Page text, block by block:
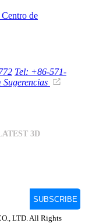
Centro de
Tel: +86-571-
Sugerencias
LTD. All Rights